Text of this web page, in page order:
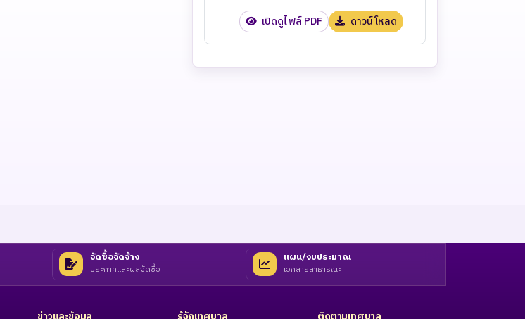
เปิดดูไฟล์ PDF ดาวน์โหลด
จัดซื้อจัดจ้าง
ประกาศและผลจัดซื้อ
แผน/งบประมาณ
เอกสารสาธารณะ
ข่าวและข้อมูล รู้จักเทศบาล ติดตามเทศบาล